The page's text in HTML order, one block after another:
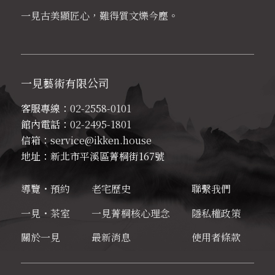
一見古美顯匠心，難得質文爍今塵 。
一見藝術有限公司
客服專線： 02-2558-0101
館內電話： 02-2495-1801
信箱：service@ikken.house
地址：新北市平溪區菁桐街167號
導覽・預約
一見・茶室
關於一見
老宅歷史
一見菁桐核心理念
最新消息
聯繫我們
隱私權政策
使用者條款